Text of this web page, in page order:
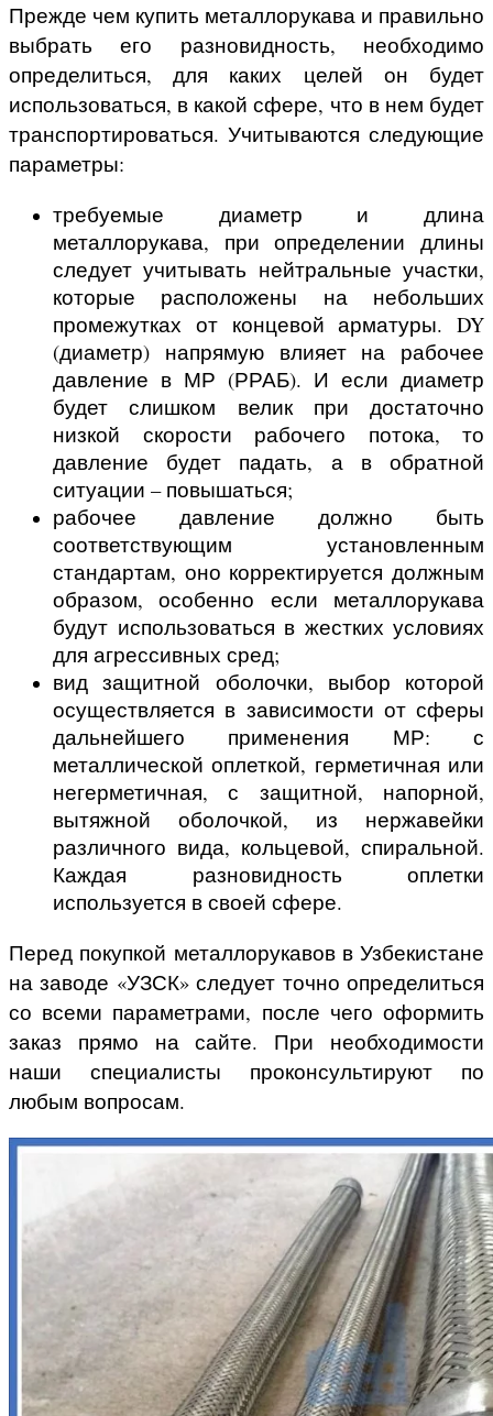
Прежде чем купить металлорукава и правильно
выбрать его разновидность, необходимо
определиться, для каких целей он будет
использоваться, в какой сфере, что в нем будет
транспортироваться. Учитываются следующие
параметры:
требуемые диаметр и длина
металлорукава, при определении длины
следует учитывать нейтральные участки,
которые расположены на небольших
промежутках от концевой арматуры. DY
(диаметр) напрямую влияет на рабочее
давление в МР (РРАБ). И если диаметр
будет слишком велик при достаточно
низкой скорости рабочего потока, то
давление будет падать, а в обратной
ситуации – повышаться;
рабочее давление должно быть
соответствующим установленным
стандартам, оно корректируется должным
образом, особенно если металлорукава
будут использоваться в жестких условиях
для агрессивных сред;
вид защитной оболочки, выбор которой
осуществляется в зависимости от сферы
дальнейшего применения МР: с
металлической оплеткой, герметичная или
негерметичная, с защитной, напорной,
вытяжной оболочкой, из нержавейки
различного вида, кольцевой, спиральной.
Каждая разновидность оплетки
используется в своей сфере.
Перед покупкой металлорукавов в Узбекистане
на заводе «УЗСК» следует точно определиться
со всеми параметрами, после чего оформить
заказ прямо на сайте. При необходимости
наши специалисты проконсультируют по
любым вопросам.